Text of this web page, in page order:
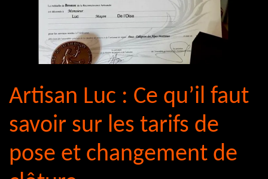
Artisan Luc : Ce qu’il faut
savoir sur les tarifs de
pose et changement de